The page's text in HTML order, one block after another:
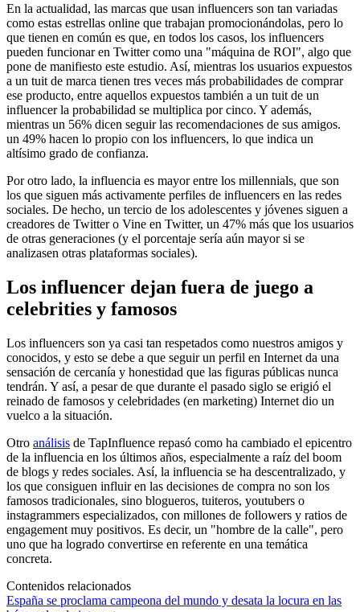
En la actualidad, las marcas que usan influencers son tan variadas
como estas estrellas online que trabajan promocionándolas, pero lo
que tienen en común es que, en todos los casos, los influencers
pueden funcionar en Twitter como una "máquina de ROI", algo que
pone de manifiesto este estudio. Así, mientras los usuarios expuestos
a un tuit de marca tienen tres veces más probabilidades de comprar
ese producto, entre aquellos expuestos también a un tuit de un
influencer la probabilidad se multiplica por cinco. Y además,
mientras un 56% dicen seguir las recomendaciones de sus amigos.
un 49% hacen lo propio con los influencers, lo que indica un
altísimo grado de confianza.
Por otro lado, la influencia es mayor entre los millennials, que son
los que siguen más activamente perfiles de influencers en las redes
sociales. De hecho, un tercio de los adolescentes y jóvenes siguen a
creadores de Twitter o Vine en Twitter, un 47% más que los usuarios
de otras generaciones (y el porcentaje sería aún mayor si se
analizasen otras plataformas sociales).
Los influencer dejan fuera de juego a
celebrities y famosos
Los influencers son ya casi tan respetados como nuestros amigos y
conocidos, y esto se debe a que seguir un perfil en Internet da una
sensación de cercanía y honestidad que las figuras públicas nunca
tendrán. Y así, a pesar de que durante el pasado siglo se erigió el
reinado de famosos y celebridades (en marketing) Internet dio un
vuelco a la situación.
Otro análisis de TapInfluence repasó como ha cambiado el epicentro
de la influencia en los últimos años, especialmente a raíz del boom
de blogs y redes sociales. Así, la influencia se ha descentralizado, y
los que consiguen influir en las decisiones de compra no son los
famosos tradicionales, sino blogueros, tuiteros, youtubers o
instagrammers especializados, con millones de followers y ratios de
engagement muy positivos. Es decir, un "hombre de la calle", pero
uno que ha logrado convertirse en referente en una temática
concreta.
Contenidos relacionados
España se proclama campeona del mundo y desata la locura en las